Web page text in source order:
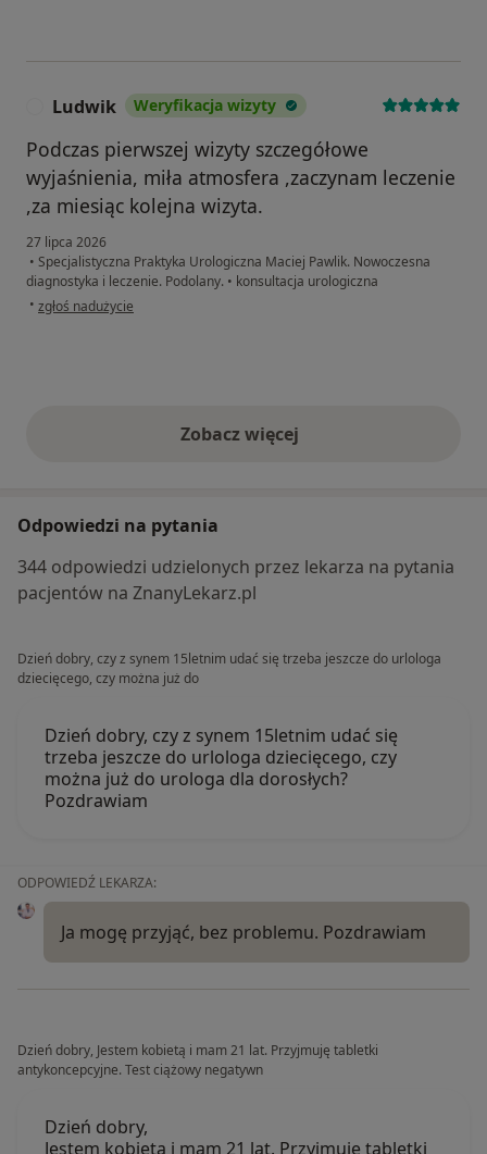
Ludwik Weryfikacja wizyty
Podczas pierwszej wizyty szczegółowe
wyjaśnienia, miła atmosfera ,zaczynam leczenie
,za miesiąc kolejna wizyta.
27 lipca 2026
• Specjalistyczna Praktyka Urologiczna Maciej Pawlik. Nowoczesna
diagnostyka i leczenie. Podolany. • konsultacja urologiczna
• w opinii użytkownika Ludwik
zgłoś nadużycie
Zobacz więcejopinie powyżej
Odpowiedzi na pytania
344 odpowiedzi udzielonych przez lekarza na pytania
pacjentów na ZnanyLekarz.pl
Dzień dobry, czy z synem 15letnim udać się trzeba jeszcze do urlologa
dziecięcego, czy można już do
Dzień dobry, czy z synem 15letnim udać się
trzeba jeszcze do urlologa dziecięcego, czy
można już do urologa dla dorosłych?
Pozdrawiam
ODPOWIEDŹ LEKARZA:
Ja mogę przyjąć, bez problemu. Pozdrawiam
Dzień dobry, Jestem kobietą i mam 21 lat. Przyjmuję tabletki
antykoncepcyjne. Test ciążowy negatywn
Dzień dobry,
Jestem kobietą i mam 21 lat. Przyjmuję tabletki